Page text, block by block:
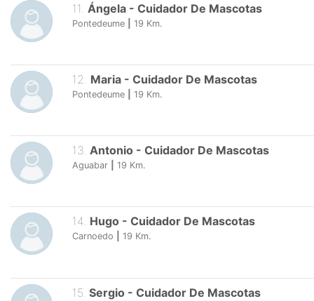
11 Ángela - Cuidador De Mascotas
Pontedeume 19 Km.
12 Maria - Cuidador De Mascotas
Pontedeume 19 Km.
13. Antonio - Cuidador De Mascotas
Aguabar 19 Km.
14. Hugo - Cuidador De Mascotas
Carnoedo 19 Km.
15 Sergio - Cuidador De Mascotas